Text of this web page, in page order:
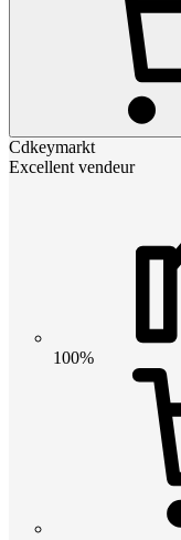
Cdkeymarkt
Excellent vendeur
100%